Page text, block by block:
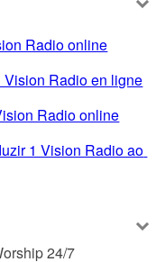
Radio online
Vision Radio en ligne
Radio online
1 Vision Radio ao
24/7